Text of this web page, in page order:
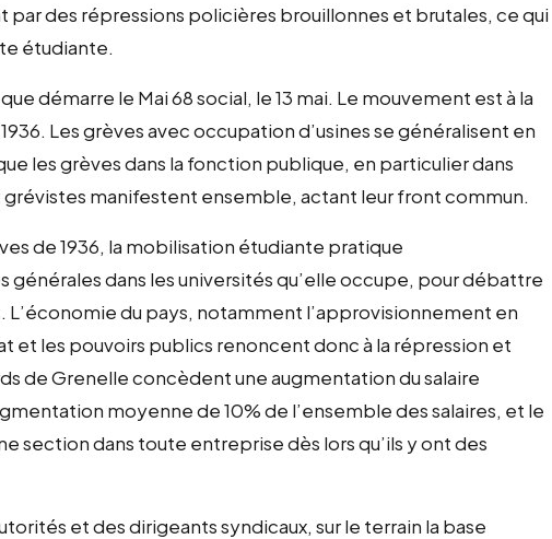
par des répressions policières brouillonnes et brutales, ce qui
étudiante.
démarre le Mai 68 social, le 13 mai. Le mouvement est à la
Les grèves avec occupation d’usines se généralisent en
les grèves dans la fonction publique, en particulier dans
grévistes manifestent ensemble, actant leur front commun.
de 1936, la mobilisation étudiante pratique
dans les universités qu’elle occupe, pour débattre
du pays, notamment l’approvisionnement en
et les pouvoirs publics renoncent donc à la répression et
de Grenelle concèdent une augmentation du salaire
moyenne de 10% de l’ensemble des salaires, et le
section dans toute entreprise dès lors qu’ils y ont des
et des dirigeants syndicaux, sur le terrain la base